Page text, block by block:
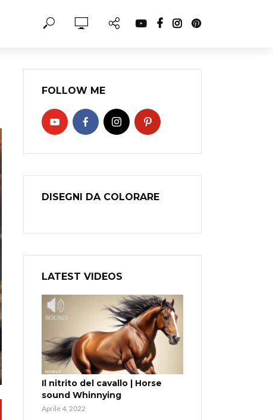
FOLLOW ME
DISEGNI DA COLORARE
LATEST VIDEOS
Il nitrito del cavallo | Horse
sound Whinnying
Aprile 4, 2022